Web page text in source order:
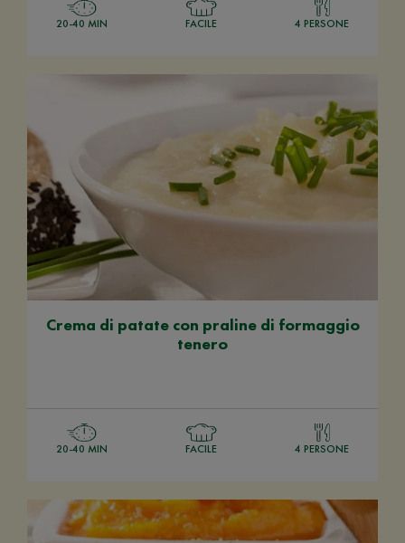
20-40 MIN FACILE 4 PERSONE
Crema di patate con praline di formaggio
tenero
20-40 MIN FACILE 4 PERSONE